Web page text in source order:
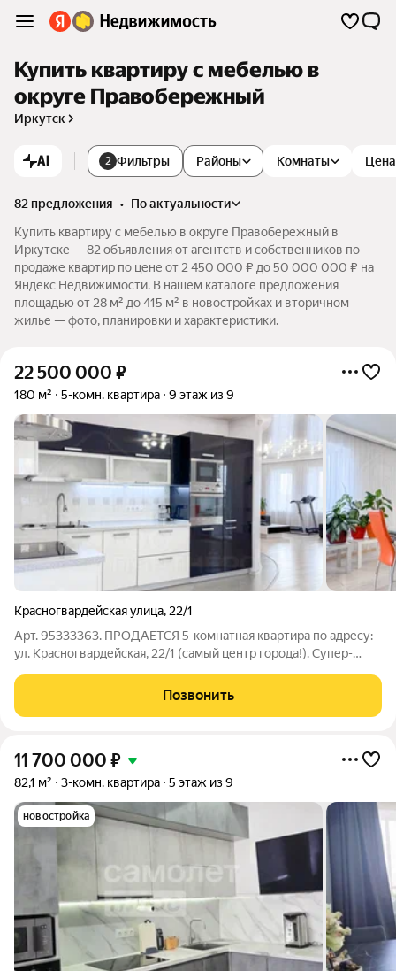
Купить квартиру с мебелью в
округе Правобережный
Иркутск
AI 2 Фильтры Комнаты Цена
Районы
82 предложения •
по актуальности
Купить квартиру с мебелью в округе Правобережный в
Иркутске — 82 объявления от агентств и собственников по
продаже квартир по цене от 2 450 000 ₽ до 50 000 000 ₽ на
Яндекс Недвижимости. В нашем каталоге предложения
площадью от 28 м² до 415 м² в новостройках и вторичном
жилье — фото, планировки и характеристики.
22 500 000 ₽
180 м² 5-комн. квартира 9 этаж из 9
Красногвардейская улица, 22/1
Арт. 95333363. ПРОДАЕТСЯ 5-комнатная квартира по адресу:
ул. Красногвардейская, 22/1 (самый центр города!). Супер-
центре! Одна из немногих реально не только ПРОСТОРНЫХ
квартир в Иркутске, но и
Позвонить
11 700 000 ₽
82,1 м² 3-комн. квартира 5 этаж из 9
новостройка